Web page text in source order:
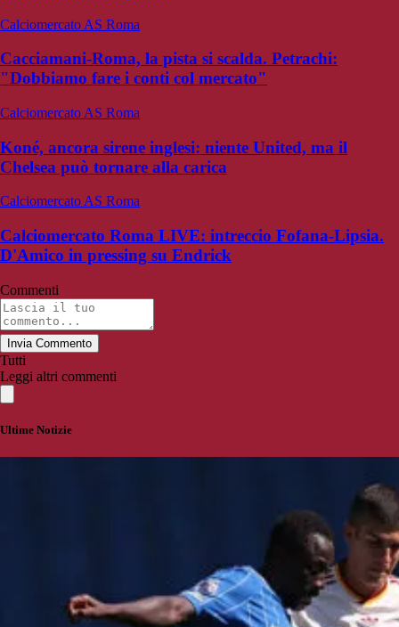
Calciomercato AS Roma
Cacciamani-Roma, la pista si scalda. Petrachi:
"Dobbiamo fare i conti col mercato"
Calciomercato AS Roma
Koné, ancora sirene inglesi: niente United, ma il
Chelsea può tornare alla carica
Calciomercato AS Roma
Calciomercato Roma LIVE: intreccio Fofana-Lipsia.
D'Amico in pressing su Endrick
Commenti
Invia Commento
Tutti
Leggi altri commenti
Ultime Notizie